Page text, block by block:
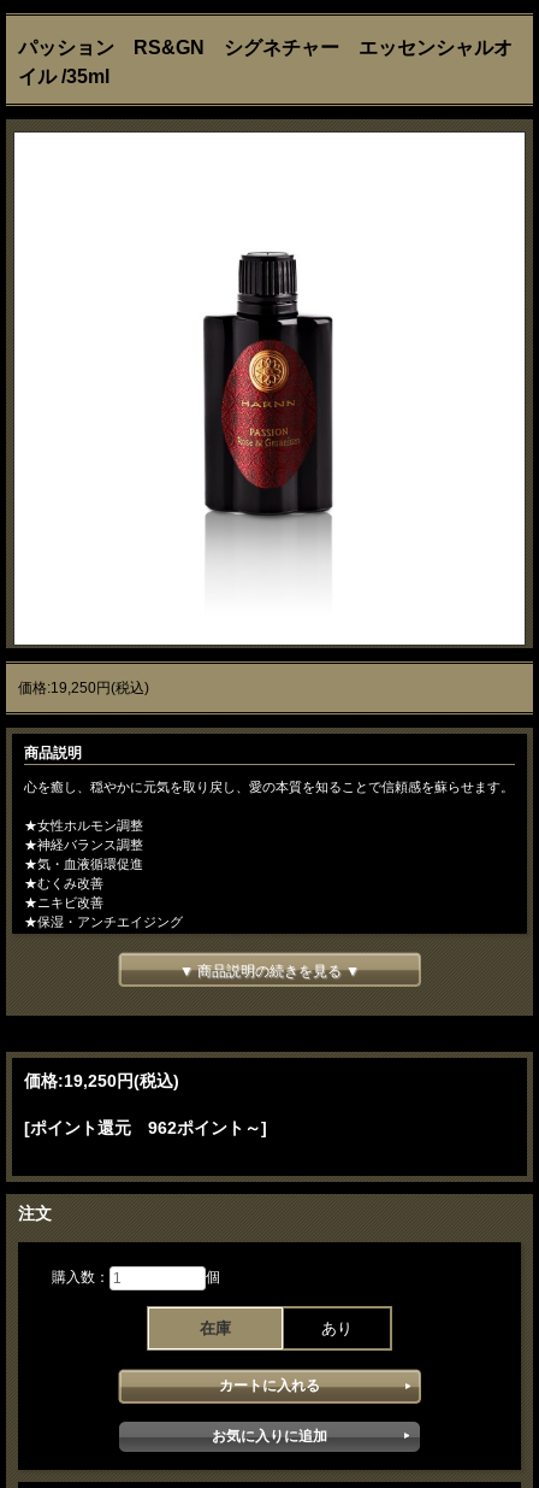
パッション RS&GN シグネチャー エッセンシャルオ
イル /35ml
価格:19,250円(税込)
商品説明
心を癒し、穏やかに元気を取り戻し、愛の本質を知ることで信頼感を蘇らせます。
★女性ホルモン調整
★神経バランス調整
★気・血液循環促進
★むくみ改善
★ニキビ改善
★保湿・アンチエイジング
▼ 商品説明の続きを見る ▼
価格:19,250円(税込)
[ポイント還元 962ポイント～]
注文
購入数： 個
在庫 あり